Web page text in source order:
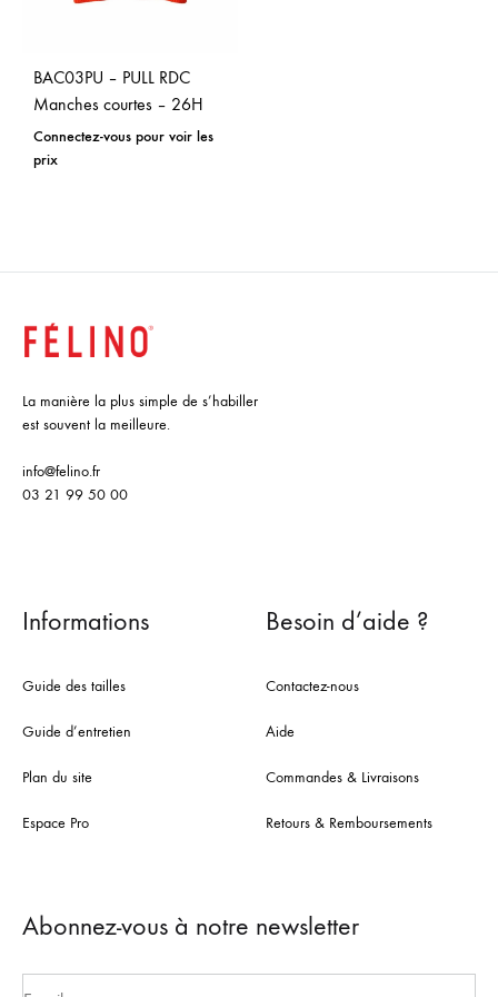
BAC03PU – PULL RDC
Manches courtes – 26H
Connectez-vous pour voir les
prix
La manière la plus simple de s’habiller
est souvent la meilleure.
info@felino.fr
03 21 99 50 00
Informations
Guide des tailles
Guide d’entretien
Plan du site
Espace Pro
Besoin d’aide ?
Contactez-nous
Aide
Commandes & Livraisons
Retours & Remboursements
Abonnez-vous à notre newsletter